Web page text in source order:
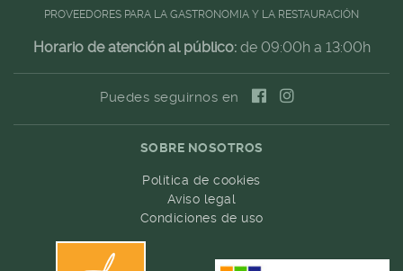
PROVEEDORES PARA LA GASTRONOMIA Y LA RESTAURACIÓN
Horario de atención al público:de 09:00h a 13:00h
Puedes seguirnos en
SOBRE NOSOTROS
Política de cookies
Aviso legal
Condiciones de uso